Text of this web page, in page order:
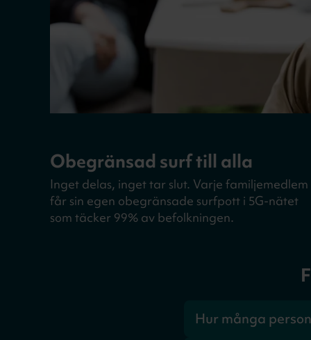
Obegränsad surf till alla
Inget delas, inget tar slut. Varje familjemedlem
får sin egen obegränsade surfpott i 5G-nätet
som täcker 99% av befolkningen.
Hur många